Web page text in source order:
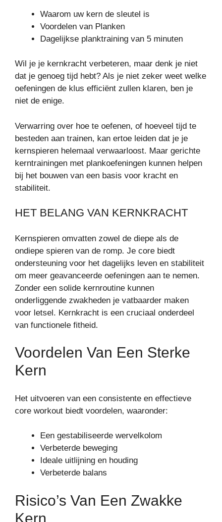
Waarom uw kern de sleutel is
Voordelen van Planken
Dagelijkse planktraining van 5 minuten
Wil je je kernkracht verbeteren, maar denk je niet
dat je genoeg tijd hebt? Als je niet zeker weet welke
oefeningen de klus efficiënt zullen klaren, ben je
niet de enige.
Verwarring over hoe te oefenen, of hoeveel tijd te
besteden aan trainen, kan ertoe leiden dat je je
kernspieren helemaal verwaarloost. Maar gerichte
kerntrainingen met plankoefeningen kunnen helpen
bij het bouwen van een basis voor kracht en
stabiliteit.
HET BELANG VAN KERNKRACHT
Kernspieren omvatten zowel de diepe als de
ondiepe spieren van de romp. Je core biedt
ondersteuning voor het dagelijks leven en stabiliteit
om meer geavanceerde oefeningen aan te nemen.
Zonder een solide kernroutine kunnen
onderliggende zwakheden je vatbaarder maken
voor letsel. Kernkracht is een cruciaal onderdeel
van functionele fitheid.
Voordelen Van Een Sterke
Kern
Het uitvoeren van een consistente en effectieve
core workout biedt voordelen, waaronder:
Een gestabiliseerde wervelkolom
Verbeterde beweging
Ideale uitlijning en houding
Verbeterde balans
Risico’s Van Een Zwakke
Kern